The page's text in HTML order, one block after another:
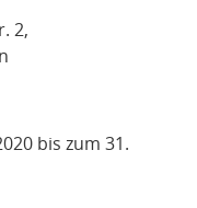
2,
bis zum 31.